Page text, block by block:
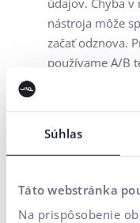
Súhlas
Táto webstránka
Na prispôsobenie
nástroja môže
začať odznova.
používame A/B
porovnávame
alternatívne
tréning